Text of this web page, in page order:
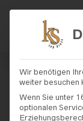
START/
Wir benötigen
weiter besuchen
Wenn Sie unter
optionalen